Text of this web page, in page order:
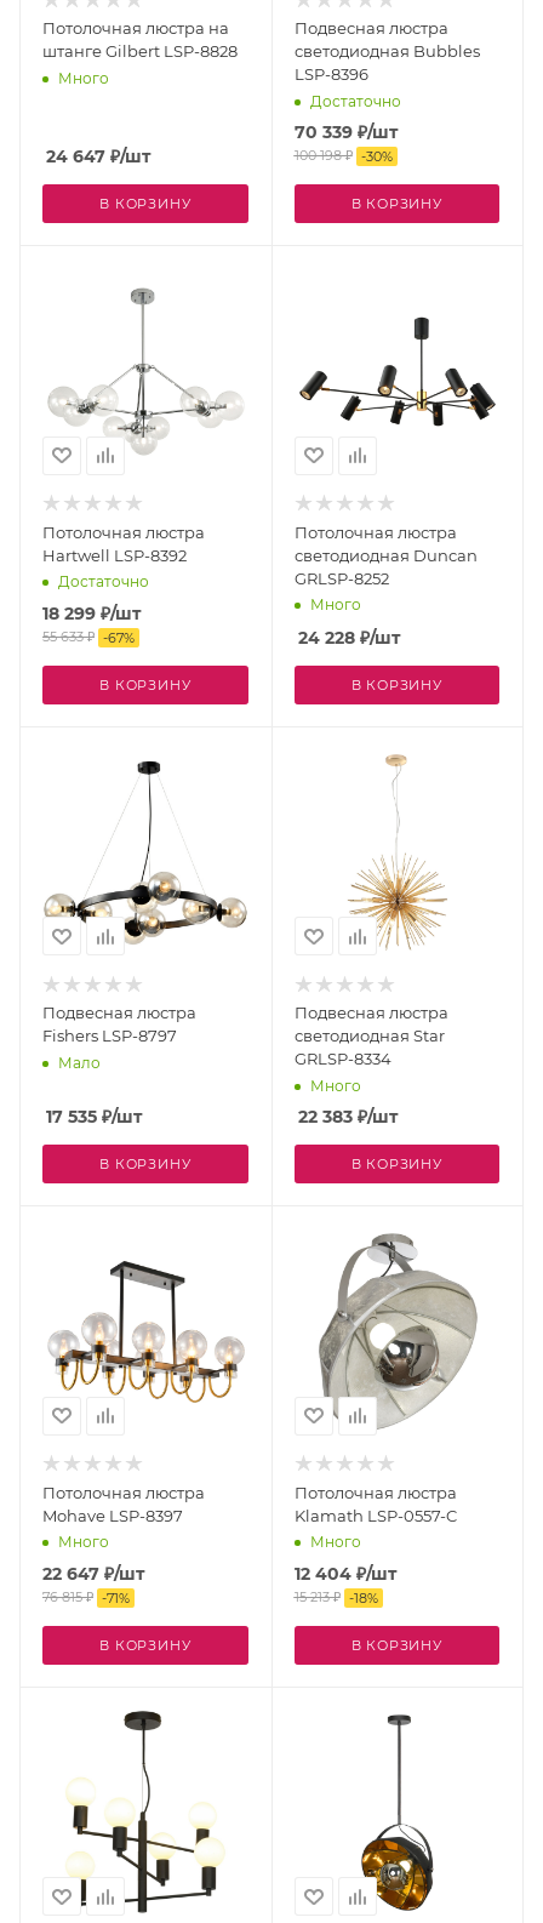
Потолочная люстра на
штанге Gilbert LSP-8828
Много
24 647 ₽/шт
В КОРЗИНУ
Подвесная люстра
светодиодная Bubbles
LSP-8396
Достаточно
70 339₽/шт
100 198₽ -30%
В КОРЗИНУ
Потолочная люстра
Hartwell LSP-8392
Достаточно
18 299 ₽/шт
55 633₽ -67%
В КОРЗИНУ
Потолочная люстра
светодиодная Duncan
GRLSP-8252
Много
24 228₽/шт
В КОРЗИНУ
Подвесная люстра
Fishers LSP-8797
Мало
17 535 ₽/шт
В КОРЗИНУ
Подвесная люстра
светодиодная Star
GRLSP-8334
Много
22 383₽/шт
В КОРЗИНУ
Потолочная люстра
Mohave LSP-8397
Много
22 647 ₽/шт
76 815₽ -71%
В КОРЗИНУ
Потолочная люстра
Klamath LSP-0557-C
Много
12 404₽/шт
15 213₽ -18%
В КОРЗИНУ